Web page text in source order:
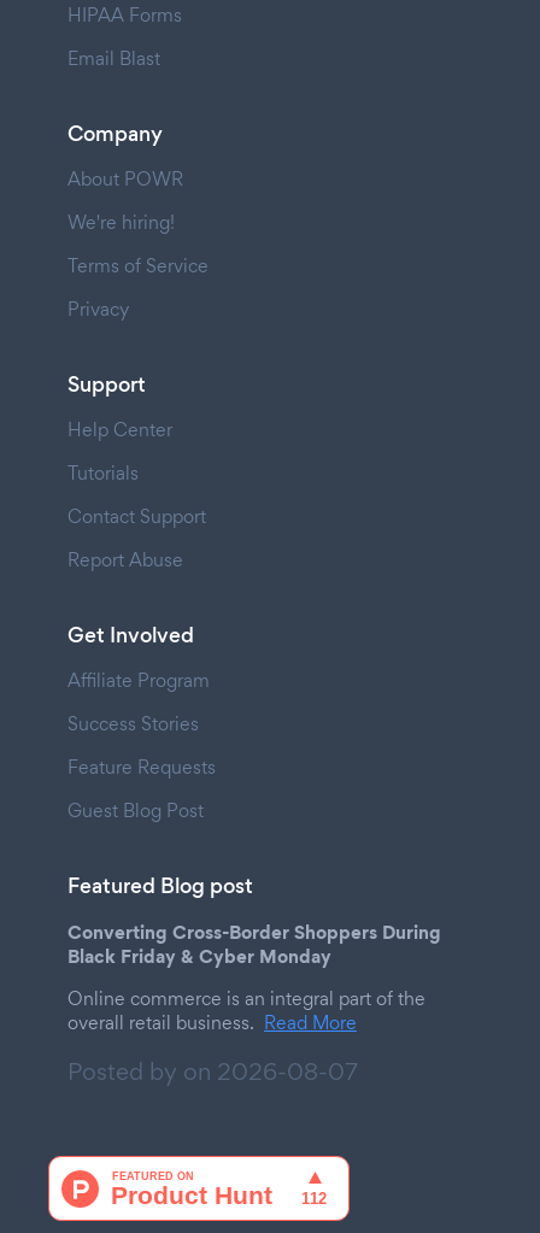
HIPAA Forms
Email Blast
Company
About POWR
We're hiring!
Terms of Service
Privacy
Support
Help Center
Tutorials
Contact Support
Report Abuse
Get Involved
Affiliate Program
Success Stories
Feature Requests
Guest Blog Post
Featured Blog post
Converting Cross-Border Shoppers During
Black Friday & Cyber Monday
Online commerce is an integral part of the
overall retail business. Read More
Posted by on 2026-08-07